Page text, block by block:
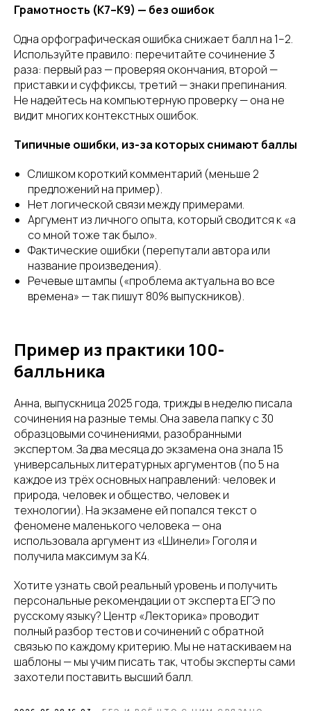
Грамотность (К7–К9) — без ошибок
Одна орфографическая ошибка снижает балл на 1–2.
Используйте правило: перечитайте сочинение 3
раза: первый раз — проверяя окончания, второй —
приставки и суффиксы, третий — знаки препинания.
Не надейтесь на компьютерную проверку — она не
видит многих контекстных ошибок.
Типичные ошибки, из-за которых снимают баллы
Слишком короткий комментарий (меньше 2
предложений на пример).
Нет логической связи между примерами.
Аргумент из личного опыта, который сводится к «а
со мной тоже так было».
Фактические ошибки (перепутали автора или
название произведения).
Речевые штампы («проблема актуальна во все
времена» — так пишут 80% выпускников).
Пример из практики 100-
балльника
Анна, выпускница 2025 года, трижды в неделю писала
сочинения на разные темы. Она завела папку с 30
образцовыми сочинениями, разобранными
экспертом. За два месяца до экзамена она знала 15
универсальных литературных аргументов (по 5 на
каждое из трёх основных направлений: человек и
природа, человек и общество, человек и
технологии). На экзамене ей попался текст о
феномене маленького человека — она
использовала аргумент из «Шинели» Гоголя и
получила максимум за К4.
Хотите узнать свой реальный уровень и получить
персональные рекомендации от эксперта ЕГЭ по
русскому языку? Центр «Лекторика» проводит
полный разбор тестов и сочинений с обратной
связью по каждому критерию. Мы не натаскиваем на
шаблоны — мы учим писать так, чтобы эксперты сами
захотели поставить высший балл.